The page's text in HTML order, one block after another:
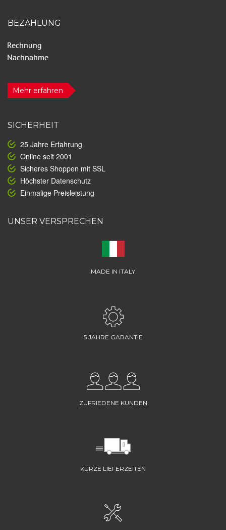
BEZAHLUNG
Mehr erfahren
SICHERHEIT
25 Jahre Erfahrung
Online seit 2001
Sicheres Shoppen mit SSL
Höchster Datenschutz
Einmalige Preisleistung
UNSER VERSPRECHEN
MADE IN ITALY
5 JAHRE GARANTIE
ZUFRIEDENE KUNDEN
KURZE LIEFERZEITEN